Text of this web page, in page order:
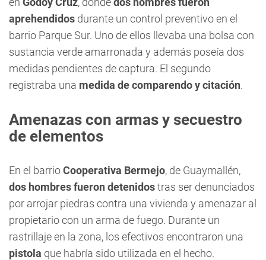
aprehendidos durante un control preventivo en el
barrio Parque Sur. Uno de ellos llevaba una bolsa con
sustancia verde amarronada y además poseía dos
medidas pendientes de captura. El segundo
registraba una medida de comparendo y citación.
Amenazas con armas y secuestro
de elementos
En el barrioCooperativa Bermejo, de Guaymallén,
dos hombres fueron detenidostras ser denunciados
por arrojar piedras contra una vivienda y amenazar al
propietario con un arma de fuego. Durante un
rastrillaje en la zona, los efectivos encontraron una
pistola que habría sido utilizada en el hecho.